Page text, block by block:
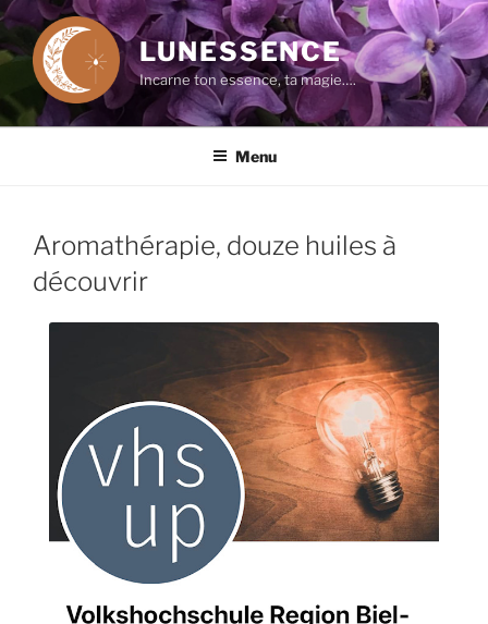
Aller
contenu
principal
LUNESSENCE
Incarne ton essence, ta magie….
Menu
Aromathérapie, douze huiles à
découvrir